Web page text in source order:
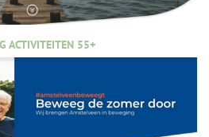
ACTIVITEITEN 55+